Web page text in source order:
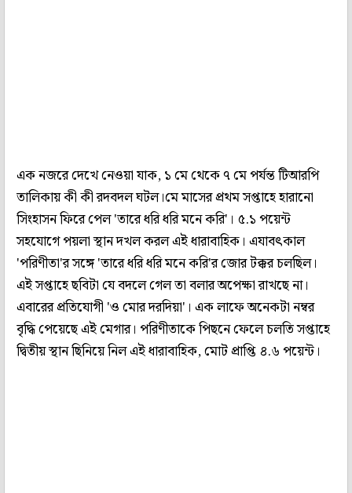
এক নজরে দেখে নেওয়া যাক, ১ মে থেকে ৭ মে পর্যন্ত টিআরপি
তালিকায় কী কী রদবদল ঘটল।মে মাসের প্রথম সপ্তাহে হারানো
সিংহাসন ফিরে পেল 'তারে ধরি ধরি মনে করি'। ৫.১ পয়েন্ট
সহযোগে পয়লা স্থান দখল করল এই ধারাবাহিক। এযাবৎকাল
'পরিণীতা'র সঙ্গে 'তারে ধরি ধরি মনে করি'র জোর টক্কর চলছিল।
এই সপ্তাহে ছবিটা যে বদলে গেল তা বলার অপেক্ষা রাখছে না।
এবারের প্রতিযোগী 'ও মোর দরদিয়া'। এক লাফে অনেকটা নম্বর
বৃদ্ধি পেয়েছে এই মেগার। পরিণীতাকে পিছনে ফেলে চলতি সপ্তাহে
দ্বিতীয় স্থান ছিনিয়ে নিল এই ধারাবাহিক, মোট প্রাপ্তি ৪.৬ পয়েন্ট।